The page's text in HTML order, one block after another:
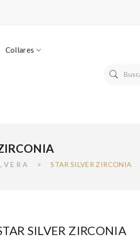
Collares
V E R A > STAR SILVER ZIRCONIA
SILVER ZIRCONIA